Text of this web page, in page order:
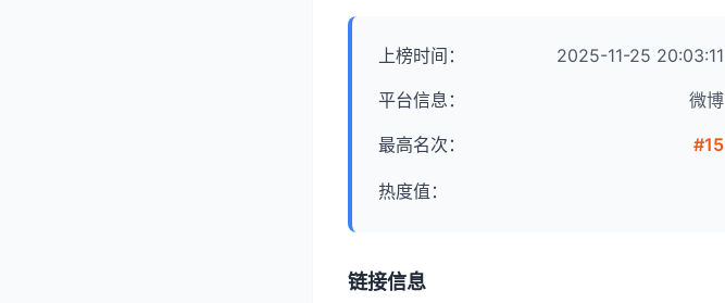
上榜时间： 2025-11-25 20:03:11
平台信息： 微博
最高名次： #15
热度值：
链接信息